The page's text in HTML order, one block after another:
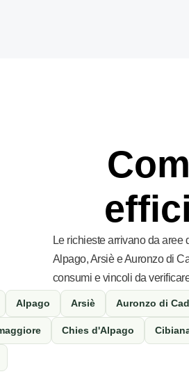
Le richieste arrivano da
Alpago, Arsiè e Auronzo di
consumi e vincoli da
Alpago Arsiè Auronzo di
Chies d'Alpago